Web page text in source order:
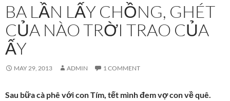
BA LẦN LẤY CHỒNG, GHÉT
CỦA NÀO TRỜI TRAO CỦA
ẤY
MAY 29, 2013 ADMIN 1 COMMENT
Sau bữa cà phê với con Tím, tết mình đem vợ con về quê.